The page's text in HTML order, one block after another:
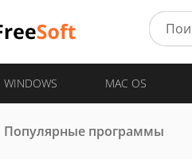
WINDOWS MAC OS
Популярные программы